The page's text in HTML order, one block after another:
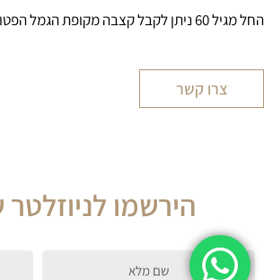
החל מגיל 60 ניתן לקבל קצבה מקופת הגמל הפטורה ממס.
צרו קשר
הירשמו
firstName